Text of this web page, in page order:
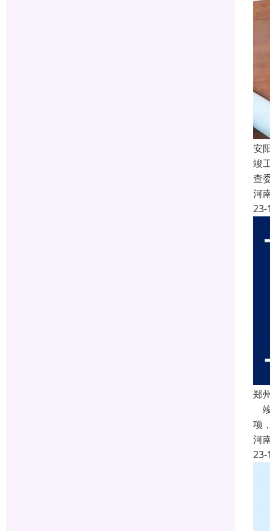
安
竣
查
河
23-
郑
项
河
23-